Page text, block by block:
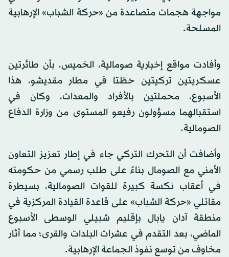
مواجهة هجمات متصاعدة من «حركة الشباب» الإرهابية
المسلحة.
وأفادت مواقع إخبارية صومالية، الخميس، بأن طائرتين
عسكريتين تركيتين حَطّتا في مطار مقديشو، هذا
الأسبوع، محملتين بالأفراد والمعدات، وكان في
استقبالهما مسؤولون رفيعو المستوى من وزارة الدفاع
الصومالية.
وأضافت أن التحرك التركي جاء في إطار تعزيز التعاون
الأمني مع الصومال بناءً على طلب رسمي من حكومته
في أعقاب نكسة كبيرة للقوات الصومالية، بسيطرة
مقاتلي «حركة الشباب» على قاعدة القيادة المركزية في
منطقة آدان يابال بإقليم شبيلي الوسطى الأسبوع
الماضي، بعد التقدم في عشرات البلدات والقرى؛ مما أثار
مخاوف من توسع نفوذ الجماعة الإرهابية.